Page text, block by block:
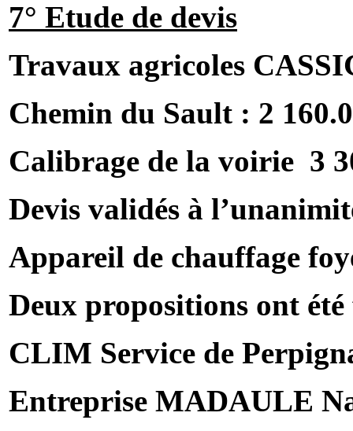
7° Etude de devis
Travaux agricoles
Chemin du Sault : 2
Calibrage de la voirie 3
Devis validés à
Appareil de chauffage
Deux propositions ont
CLIM Service de
Entreprise MADAULE